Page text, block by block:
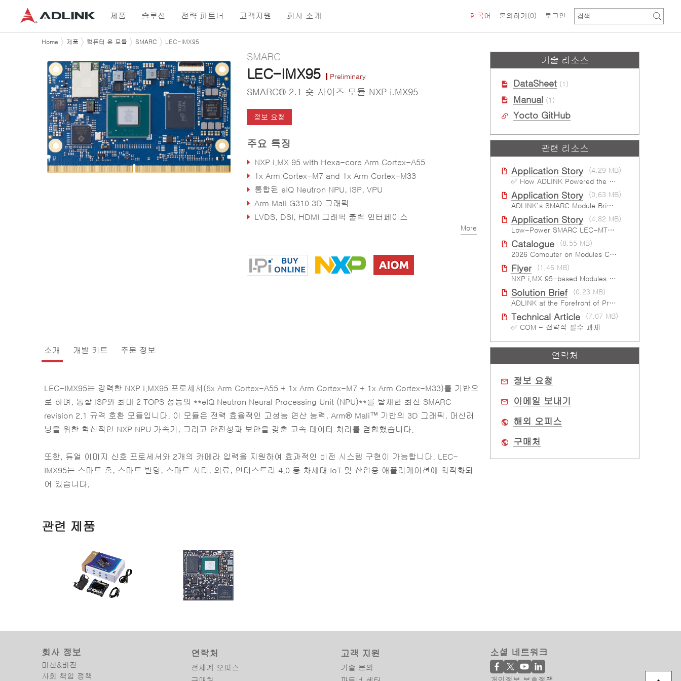
문의하기 (0)
한국어 로그인
제품 솔루션 전략 파트너 고객지원 회사 소개
Home 제품 컴퓨터 온 모듈 SMARC LEC-IMX95
SMARC
LEC-IMX95 Preliminary
SMARC® 2.1 숏 사이즈 모듈 NXP i.MX95
정보 요청
주요 특징
NXP i.MX 95 with Hexa-core Arm Cortex-A55
1x Arm Cortex-M7 and 1x Arm Cortex-M33
통합된 eIQ Neutron NPU, ISP, VPU
Arm Mali G310 3D 그래픽
LVDS, DSI, HDMI 그래픽 출력 인터페이스
More
소개 개발 키트 주문 정보
LEC-IMX95는 강력한 NXP i.MX95 프로세서(6x Arm Cortex-A55 + 1x Arm Cortex-M7 + 1x Arm Cortex-M33)를 기반으
로 하며, 통합 ISP와 최대 2 TOPS 성능의 **eIQ Neutron Neural Processing Unit (NPU)**를 탑재한 최신 SMARC
revision 2.1 규격 호환 모듈입니다. 이 모듈은 전력 효율적인 고성능 연산 능력, Arm® Mali™ 기반의 3D 그래픽, 머신러
닝을 위한 혁신적인 NXP NPU 가속기, 그리고 안전성과 보안을 갖춘 고속 데이터 처리를 결합했습니다.
또한, 듀얼 이미지 신호 프로세서와 2개의 카메라 입력을 지원하여 효과적인 비전 시스템 구현이 가능합니다. LEC-
IMX95는 스마트 홈, 스마트 빌딩, 스마트 시티, 의료, 인더스트리 4.0 등 차세대 IoT 및 산업용 애플리케이션에 최적화되
어 있습니다.
관련 제품
NXP® i.MX 95 6코어 Arm®
SMARC 개발 키트
NXP® i.MX 95 시리즈 프로세서 기
기술 리소스
DataSheet (1)
Manual (1)
Yocto GitHub
관련 리소스
Application Story
(4.29 MB)
✅ How ADLINK Powered the Next Leap in Humanoid Robotics
Application Story
(0.63 MB)
ADLINK’s SMARC Module Brings Increased Customization to Automated Fare Boxes
Application Story
(4.82 MB)
Low-Power SMARC LEC-MTK-I1200
Catalogue
(8.55 MB)
2026 Computer on Modules Catalog (COM-HPC, COM Express , SMARC, OSM, Qseven and ETX)
Flyer
(1.46 MB)
NXP i.MX 95-based Modules For The Intelligent Edge
Solution Brief
(0.23 MB)
ADLINK at the Forefront of Project Cassini
Technical Article
(7.07 MB)
✅ COM - 전략적 필수 과제
연락처
정보 요청
이메일 보내기
해외 오피스
구매처
회사 정보
미션&비전
사회 책임 정책
연락처
전세계 오피스
고객 지원
기술 문의
소셜 네트워크